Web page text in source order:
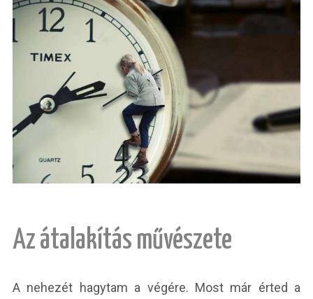
Az átalakítás művészete
A nehezét hagytam a végére. Most már érted a